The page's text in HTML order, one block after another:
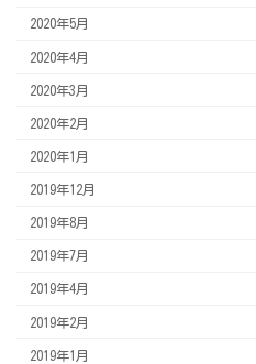
2020年5月
2020年4月
2020年3月
2020年2月
2020年1月
2019年12月
2019年8月
2019年7月
2019年4月
2019年2月
2019年1月